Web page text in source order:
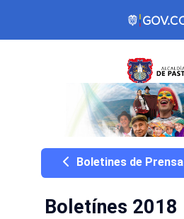
Boletines de Prensa
Boletínes 2018